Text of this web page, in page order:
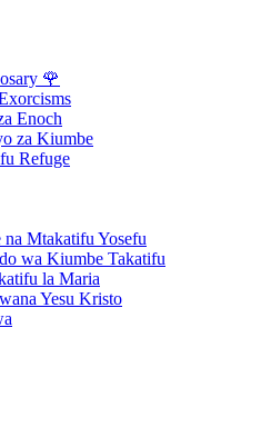
🌹
Enoch
za Kiumbe
Refuge
Mtakatifu Yosefu
wa Kiumbe Takatifu
la Maria
Yesu Kristo